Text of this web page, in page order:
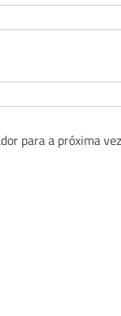
para a próxima